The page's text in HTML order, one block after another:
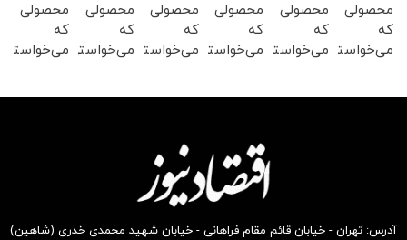
محصولی
که
می‌خواستی
محصولی
که
می‌خواستی
محصولی
که
می‌خواستی
بخر !
محصولی
که
می‌خواستی
بخر !
محصولی
که
می‌خواستی
محصولی
که
می‌خواستی
آدرس: تهران - خیابان قائم مقام فراهانی - خیابان شهید محمدی خدری (شاهین)